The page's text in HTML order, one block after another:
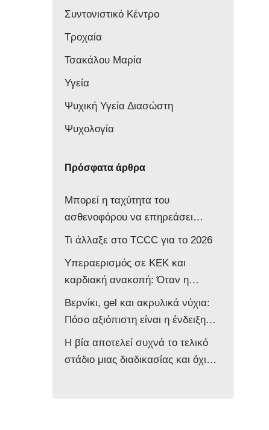
Συντονιστικό Κέντρο
Τροχαία
Τσακάλου Μαρία
Υγεία
Ψυχική Υγεία Διασώστη
Ψυχολογία
Πρόσφατα άρθρα
Μπορεί η ταχύτητα του
ασθενοφόρου να επηρεάσει
νευρολογικά ένα βρέφος;
Τι άλλαξε στο TCCC για το 2026
Υπεραερισμός σε ΚΕΚ και
καρδιακή ανακοπή: Όταν η
επιθετική αντιμετώπιση βλάπτει
τον ασθενή
Βερνίκι, gel και ακρυλικά νύχια:
Πόσο αξιόπιστη είναι η ένδειξη
του παλμικού οξυμέτρου στο
ασθενοφόρο;
Η βία αποτελεί συχνά το τελικό
στάδιο μιας διαδικασίας και όχι